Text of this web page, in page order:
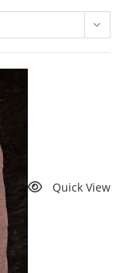
Quick View